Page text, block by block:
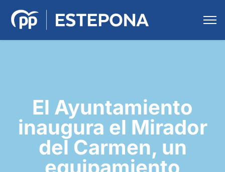
El Ayuntamiento
inaugura el Mirador
del Carmen, un